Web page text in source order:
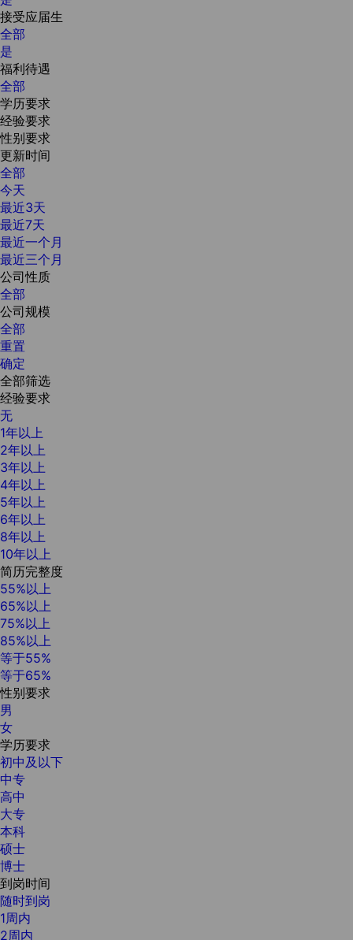
接受应届生
全部
是
福利待遇
全部
学历要求
经验要求
性别要求
更新时间
全部
今天
最近3天
最近7天
最近一个月
最近三个月
公司性质
全部
公司规模
全部
重置
确定
全部筛选
经验要求
无
1年以上
2年以上
3年以上
4年以上
5年以上
6年以上
8年以上
10年以上
简历完整度
55%以上
65%以上
75%以上
85%以上
等于55%
等于65%
性别要求
男
女
学历要求
初中及以下
中专
高中
大专
本科
硕士
博士
到岗时间
随时到岗
1周内
2周内